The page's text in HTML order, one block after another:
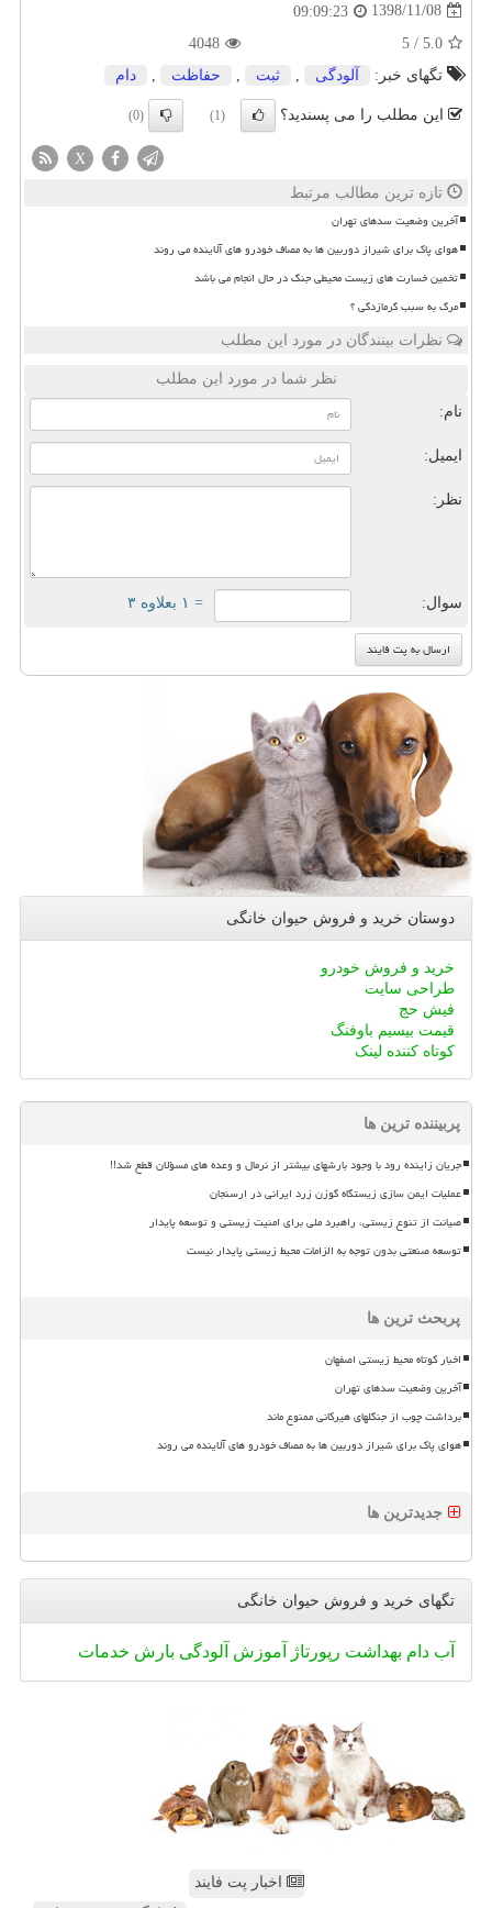
1398/11/08
09:09:23
5.0
/
5
4048
تگهای خبر:
آلودگی ثبت حفاظت دام
این مطلب را می پسندید؟ (1)
(0)
X
تازه ترین مطالب مرتبط
آخرین وضعیت سدهای تهران
هوای پاک برای شیراز دوربین ها به مصاف خودرو های آلاینده می روند
تخمین خسارت های زیست محیطی جنگ در حال انجام می باشد
مرگ به سبب گرمازدگی ؟
نظرات بینندگان در مورد این مطلب
نظر شما در مورد این مطلب
نام:
ایمیل:
نظر:
سوال: = ۱ بعلاوه ۳
دوستان خرید و فروش حیوان خانگی
خرید و فروش خودرو
طراحی سایت
فیش حج
قیمت بیسیم باوفنگ
کوتاه کننده لینک
پربیننده ترین ها
جریان زاینده رود با وجود بارشهای بیشتر از نرمال و وعده های مسؤلان قطع شد!!
عملیات ایمن سازی زیستگاه گوزن زرد ایرانی در ارسنجان
صیانت از تنوع زیستی، راهبرد ملی برای امنیت زیستی و توسعه پایدار
توسعه صنعتی بدون توجه به الزامات محیط زیستی پایدار نیست
پربحث ترین ها
اخبار کوتاه محیط زیستی اصفهان
آخرین وضعیت سدهای تهران
برداشت چوب از جنگلهای هیرکانی ممنوع ماند
هوای پاک برای شیراز دوربین ها به مصاف خودرو های آلاینده می روند
جدیدترین ها
تگهای خرید و فروش حیوان خانگی
آب دام بهداشت رپورتاژ آموزش آلودگی بارش خدمات
اخبار پت فایند